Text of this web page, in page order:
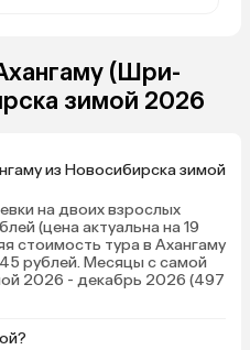
(Шри-
зимой 2026
из Новосибирска зимой
на двоих взрослых
(цена актуальна на 19
стоимость тура в Ахангаму
рублей. Месяцы с самой
2026 - декабрь 2026 (497